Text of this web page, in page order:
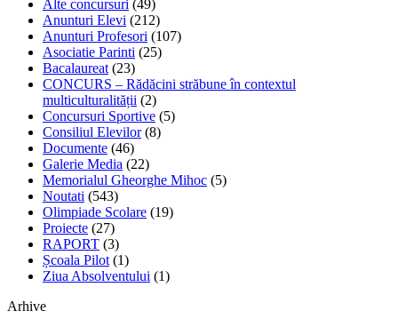
Alte concursuri (49)
Anunturi Elevi (212)
Anunturi Profesori (107)
Asociatie Parinti (25)
Bacalaureat (23)
CONCURS – Rădăcini străbune în contextul
multiculturalității (2)
Concursuri Sportive (5)
Consiliul Elevilor(8)
Documente (46)
Galerie Media (22)
Memorialul Gheorghe Mihoc (5)
Noutati (543)
Olimpiade Scolare (19)
Proiecte (27)
RAPORT (3)
Școala Pilot (1)
Ziua Absolventului (1)
Arhive